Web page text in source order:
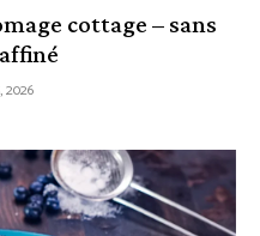
cottage – sans
2026